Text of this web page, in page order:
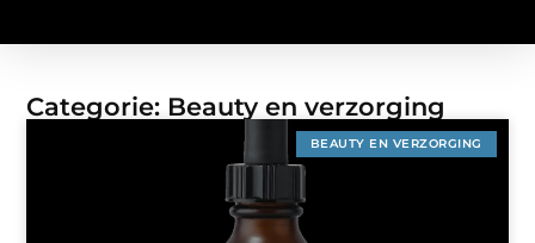
Categorie: Beauty en verzorging
BEAUTY EN VERZORGING